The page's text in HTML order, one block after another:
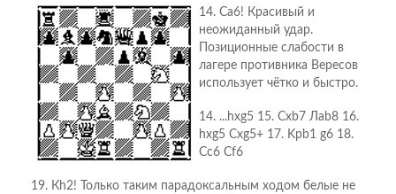
14. Сa6! Красивый и
неожиданный удар.
Позиционные слабости в
лагере противника Вересов
использует чётко и быстро.
14. ...hxg5 15. Сxb7 Лab8 16.
hxg5 Сxg5+ 17. Kрb1 g6 18.
Сc6 Сf6
19. Кh2! Только таким парадоксальным ходом белые не